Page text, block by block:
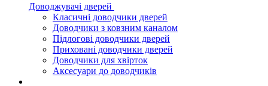
Доводжувачі дверей
Класичні доводчики дверей
Доводчики з ковзним каналом
Підлогові доводчики дверей
Приховані доводчики дверей
Доводчики для хвірток
Аксесуари до доводчиків